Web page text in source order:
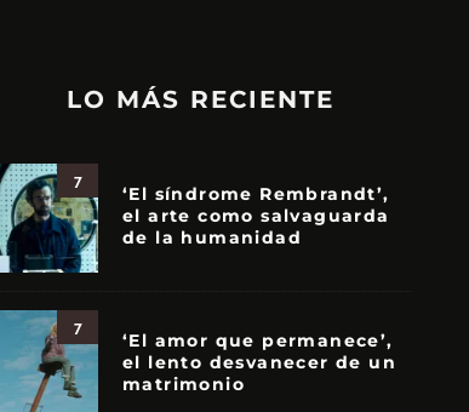
LO MÁS RECIENTE
7
‘El síndrome Rembrandt’,
el arte como salvaguarda
de la humanidad
7
‘El amor que permanece’,
el lento desvanecer de un
matrimonio